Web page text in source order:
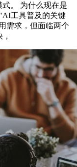
。 为什么现在是
工具普及的关键
需求，但面临两个